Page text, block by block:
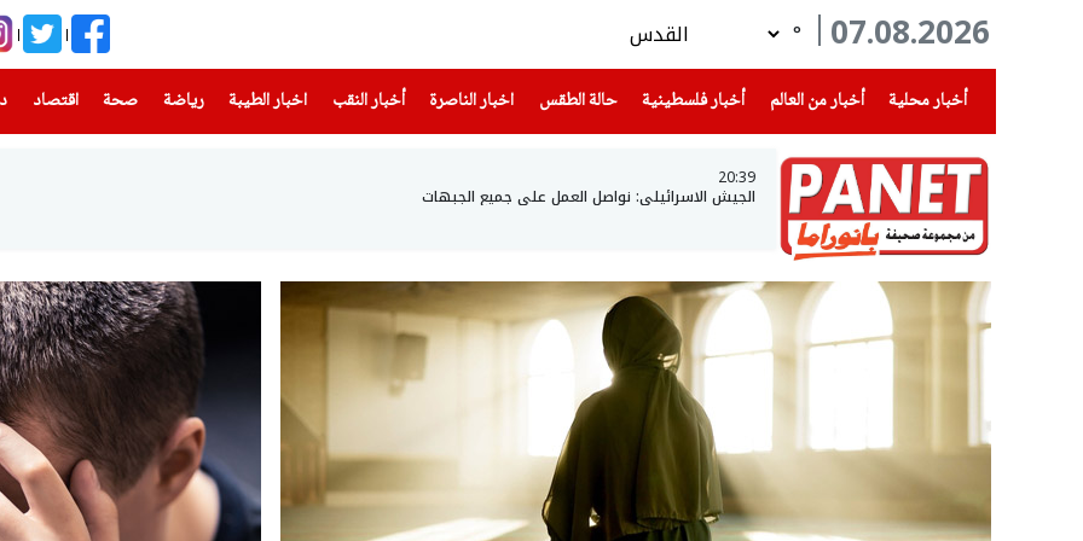
07.08.2026
°
أخبار محلية
(current) أخبار من العالم أخبار فلسطينية(current) حالة الطقس اخبار الناصرة
(current) أخبار النقب اخبار الطيبة(current) رياضة
(current) صحة(current) اقتصاد
20:39
الجيش الاسرائيلي: نواصل العمل على جميع الجبهات